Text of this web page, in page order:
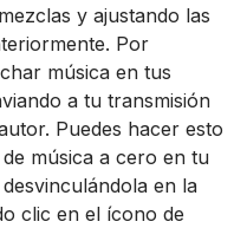
y ajustando las
Por
música en tus
a tu transmisión
Puedes hacer esto
música a cero en tu
en la
clic en el ícono de